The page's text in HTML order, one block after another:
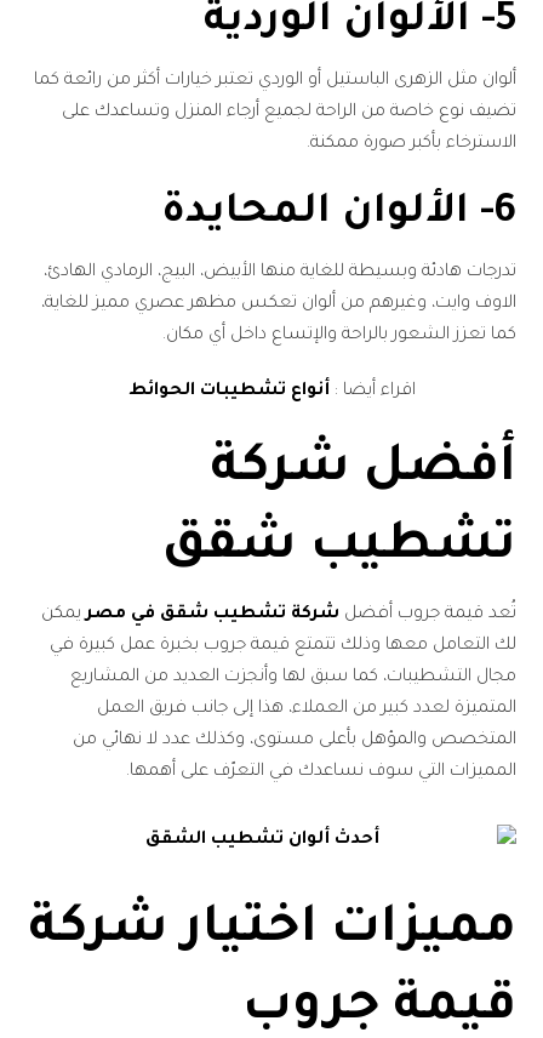
5- الألوان الوردية
ألوان مثل الزهرى الباستيل أو الوردي تعتبر خيارات أكثر من رائعة كما
تضيف نوع خاصة من الراحة لجميع أرجاء المنزل وتساعدك على
الاسترخاء بأكبر صورة ممكنة.
6- الألوان المحايدة
تدرجات هادئة وبسيطة للغاية منها الأبيض، البيج، الرمادي الهادئ،
الاوف وايت، وغيرهم من ألوان تعكس مظهر عصري مميز للغاية،
كما تعزز الشعور بالراحة والإتساع داخل أي مكان.
اقراء أيضا : أنواع تشطيبات الحوائط
أفضل شركة
تشطيب شقق
تُعد قيمة جروب أفضل شركة تشطيب شقق في مصريمكن
لك التعامل معها وذلك تتمتع قيمة جروب بخبرة عمل كبيرة في
مجال التشطيبات، كما سبق لها وأنجزت العديد من المشاريع
المتميزة لعدد كبير من العملاء، هذا إلى جانب فريق العمل
المتخصص والمؤهل بأعلى مستوى، وكذلك عدد لا نهائي من
المميزات التي سوف نساعدك في التعرّف على أهمها.
مميزات اختيار شركة
قيمة جروب